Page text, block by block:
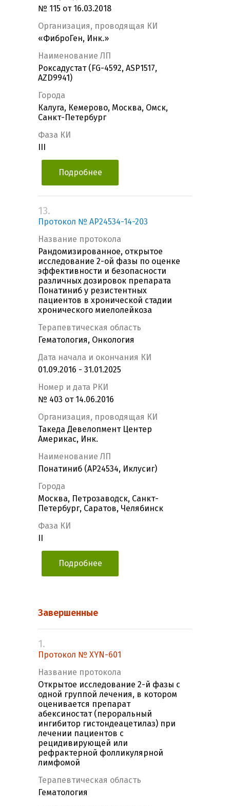
№ 115 от 16.03.2018
Организация, проводящая КИ
«ФиброГен, Инк.»
Наименование ЛП
Роксадустат (FG-4592, ASP1517,
AZD9941)
Города
Калуга, Кемерово, Москва, Омск,
Санкт-Петербург
Фаза КИ
Подробнее
13.
Протокол № AP24534-14-203
Название протокола
Рандомизированное, открытое
исследование 2-ой фазы по оценке
эффективности и безопасности
различных дозировок препарата
Понатиниб у резистентных
пациентов в хронической стадии
хронического миелолейкоза
Терапевтическая область
Гематология, Онкология
Дата начала и окончания КИ
01.09.2016 - 31.01.2025
Номер и дата РКИ
№ 403 от 14.06.2016
Организация, проводящая КИ
Такеда Девелопмент Центер
Америкас, Инк.
Наименование ЛП
Понатиниб (AP24534, Иклусиг)
Города
Москва, Петрозаводск, Санкт-
Петербург, Саратов, Челябинск
Фаза КИ
Подробнее
Завершенные
1.
Протокол № XYN-601
Название протокола
Открытое исследование 2-й фазы с
одной группой лечения, в котором
оценивается препарат
абексиностат (пероральный
ингибитор гистондеацетилаз) при
лечении пациентов с
рецидивирующей или
рефрактерной фолликулярной
лимфомой
Терапевтическая область
Гематология